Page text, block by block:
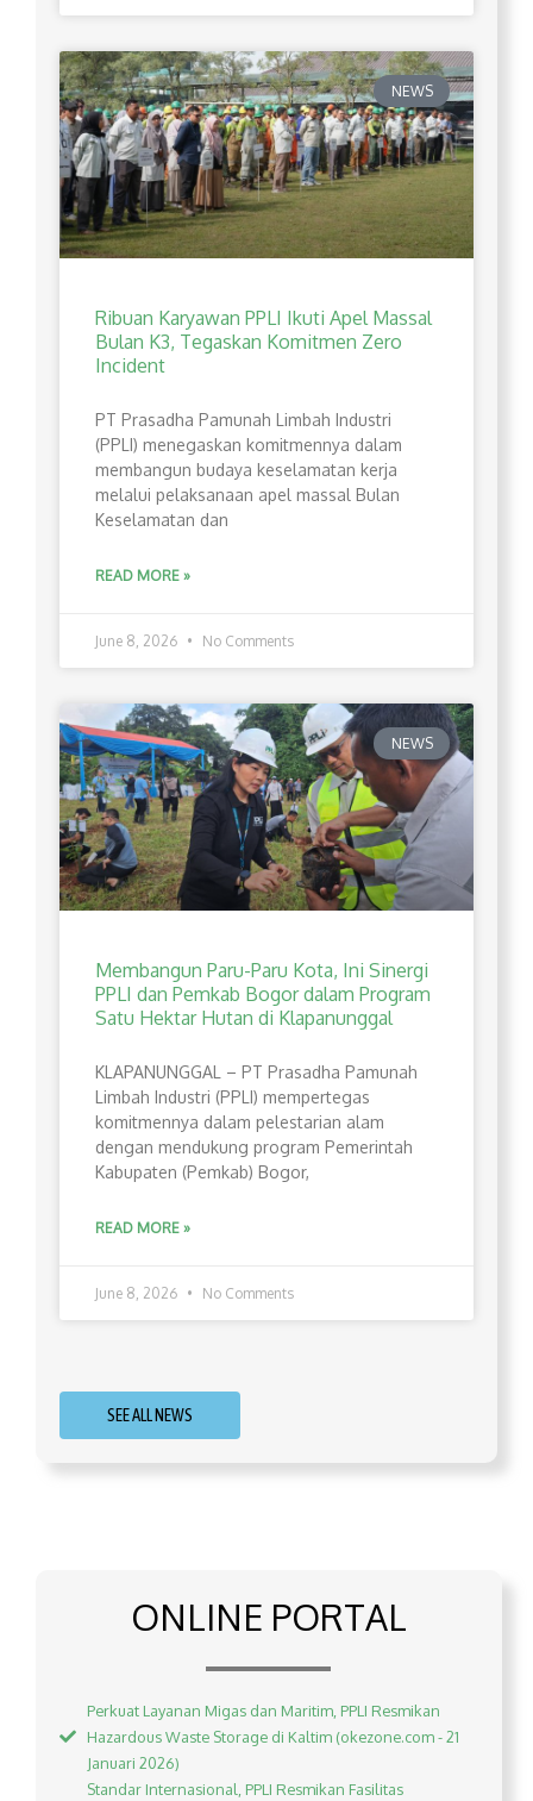
NEWS
Ribuan Karyawan PPLI Ikuti Apel Massal
Bulan K3, Tegaskan Komitmen Zero
Incident
PT Prasadha Pamunah Limbah Industri
(PPLI) menegaskan komitmennya dalam
membangun budaya keselamatan kerja
melalui pelaksanaan apel massal Bulan
Keselamatan dan
READ MORE »
June 8, 2026 No Comments
NEWS
Membangun Paru-Paru Kota, Ini Sinergi
PPLI dan Pemkab Bogor dalam Program
Satu Hektar Hutan di Klapanunggal
​KLAPANUNGGAL – PT Prasadha Pamunah
Limbah Industri (PPLI) mempertegas
komitmennya dalam pelestarian alam
dengan mendukung program Pemerintah
Kabupaten (Pemkab) Bogor,
READ MORE »
June 8, 2026 No Comments
SEE ALL NEWS
ONLINE PORTAL
Perkuat Layanan Migas dan Maritim, PPLI Resmikan
Hazardous Waste Storage di Kaltim (okezone.com - 21
Januari 2026)
Standar Internasional, PPLI Resmikan Fasilitas